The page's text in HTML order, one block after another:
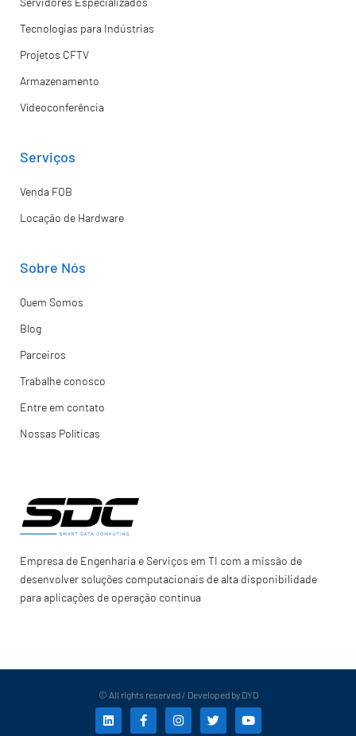
Tecnologias para Indústrias
Projetos CFTV
Armazenamento
Vídeoconferência
Serviços
Venda FOB
Locação de Hardware
Sobre Nós
Quem Somos
Blog
Parceiros
Trabalhe conosco
Entre em contato
Nossas Políticas
Empresa de Engenharia e Serviços em TI com a missão de
desenvolver soluções computacionais de alta disponibilidade
para aplicações de operação contínua
© All rights reserved / Developed by DYD
L
i
F
a
I
n
T
w
Y
o